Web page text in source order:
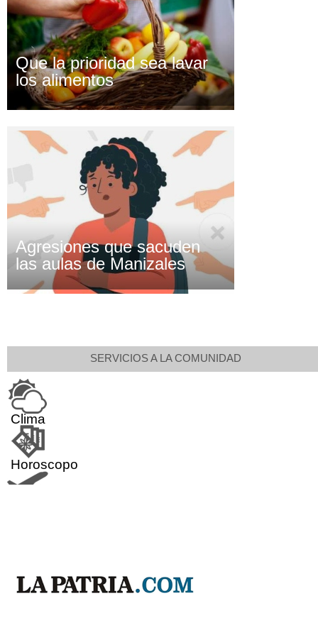
Que la prioridad sea lavar
los alimentos
Agresiones que sacuden
las aulas de Manizales
SERVICIOS A LA COMUNIDAD
Clima
Horoscopo